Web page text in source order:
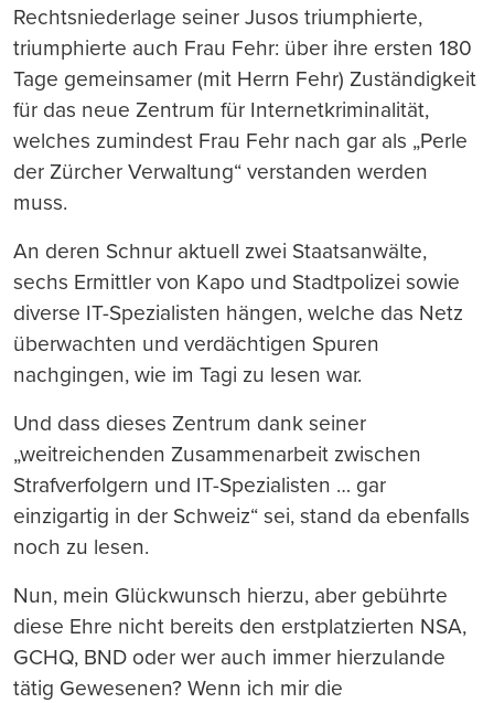
Rechtsniederlage seiner Jusos triumphierte,
triumphierte auch Frau Fehr: über ihre ersten 180
Tage gemeinsamer (mit Herrn Fehr) Zuständigkeit
für das neue Zentrum für Internetkriminalität,
welches zumindest Frau Fehr nach gar als „Perle
der Zürcher Verwaltung“ verstanden werden
muss.
An deren Schnur aktuell zwei Staatsanwälte,
sechs Ermittler von Kapo und Stadtpolizei sowie
diverse IT-Spezialisten hängen, welche das Netz
überwachten und verdächtigen Spuren
nachgingen, wie im Tagi zu lesen war.
Und dass dieses Zentrum dank seiner
„weitreichenden Zusammenarbeit zwischen
Strafverfolgern und IT-Spezialisten … gar
einzigartig in der Schweiz“ sei, stand da ebenfalls
noch zu lesen.
Nun, mein Glückwunsch hierzu, aber gebührte
diese Ehre nicht bereits den erstplatzierten NSA,
GCHQ, BND oder wer auch immer hierzulande
tätig Gewesenen? Wenn ich mir die